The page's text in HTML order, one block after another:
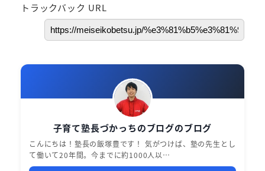
トラックバック URL
子育て塾長づかっちのブログのブログ
こんにちは！塾長の飯塚豊です！ 気がつけば、塾の先生とし
て働いて20年間。今までに約1000人以…